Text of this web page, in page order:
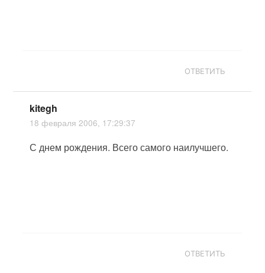
ОТВЕТИТЬ
kitegh
18 февраля 2006, 17:29:37
С днем рождения. Всего самого наилучшего.
ОТВЕТИТЬ